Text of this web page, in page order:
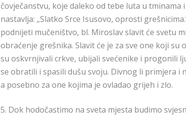
čovječanstvu, koje daleko od tebe luta u tminama
nastavlja: „Slatko Srce Isusovo, oprosti
podnijeti mučeništvo, bl. Miroslav slavit će svetu
obraćenje grešnika. Slavit će je za sve one koji su
su oskvrnjivali crkve, ubijali svećenike i progonili
se obratili i spasili dušu svoju. Divnog li primjera i
a posebno za one kojima je ovladao grijeh i zlo.
5. Dok hodočastimo na sveta mjesta budimo